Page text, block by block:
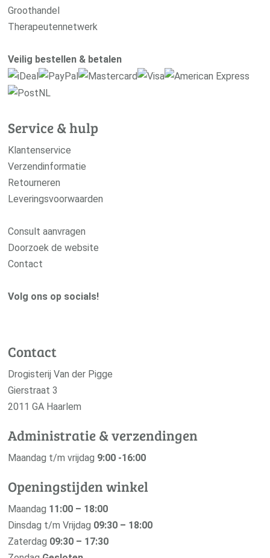
Groothandel
Therapeutennetwerk
Veilig bestellen & betalen
Service & hulp
Klantenservice
Verzendinformatie
Retourneren
Leveringsvoorwaarden
Consult aanvragen
Doorzoek de website
Contact
Volg ons op socials!
Contact
Drogisterij Van der Pigge
Gierstraat 3
2011 GA Haarlem
Administratie & verzendingen
Maandag t/m vrijdag 9:00 -16:00
Openingstijden winkel
Maandag 11:00 – 18:00
Dinsdag t/m Vrijdag 09:30 – 18:00
Zaterdag 09:30 – 17:30